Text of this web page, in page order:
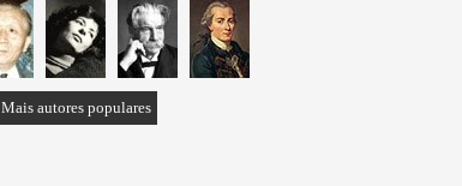
Mais autores populares